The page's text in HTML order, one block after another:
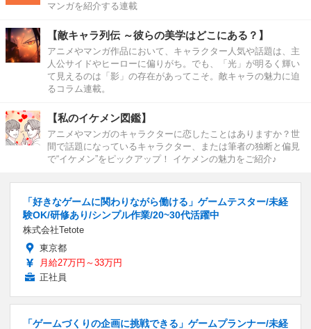
マンガを紹介する連載
【敵キャラ列伝 ～彼らの美学はどこにある？】
アニメやマンガ作品において、キャラクター人気や話題は、主
人公サイドやヒーローに偏りがち。でも、「光」が明るく輝い
て見えるのは「影」の存在があってこそ。敵キャラの魅力に迫
るコラム連載。
【私のイケメン図鑑】
アニメやマンガのキャラクターに恋したことはありますか？世
間で話題になっているキャラクター、または筆者の独断と偏見
で“イケメン”をピックアップ！ イケメンの魅力をご紹介♪
「好きなゲームに関わりながら働ける」ゲームテスター/未経
験OK/研修あり/シンプル作業/20~30代活躍中
株式会社Tetote
東京都
月給27万円～33万円
正社員
「ゲームづくりの企画に挑戦できる」ゲームプランナー/未経